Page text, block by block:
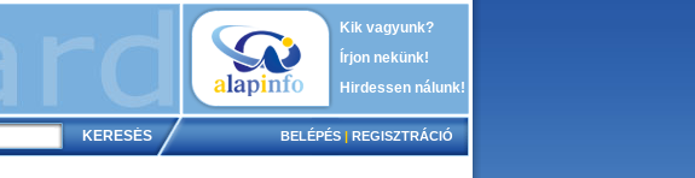
Kik vagyunk?
Írjon nekünk!
Hirdessen nálunk!
BELÉPÉS | REGISZTRÁCIÓ